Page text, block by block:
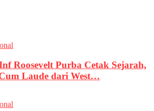
Roosevelt Purba Cetak Sejarah,
Laude dari West…